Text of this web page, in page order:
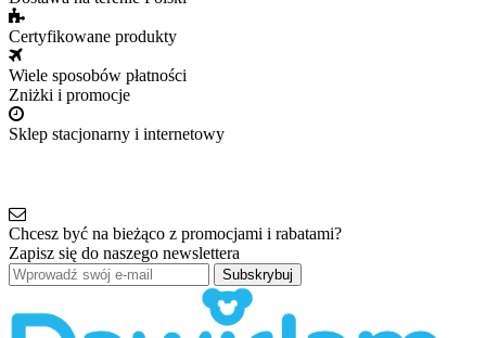
Certyfikowane produkty
Wiele sposobów płatności
Zniżki i promocje
Sklep stacjonarny i internetowy
Chcesz być na bieżąco z promocjami i rabatami?
Zapisz się do naszego newslettera
Subskrybuj